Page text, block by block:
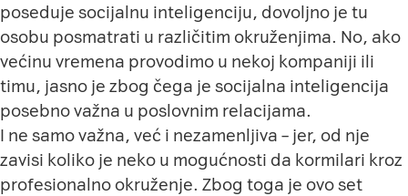
poseduje socijalnu inteligenciju, dovoljno je tu
osobu posmatrati u različitim okruženjima. No, ako
većinu vremena provodimo u nekoj kompaniji ili
timu, jasno je zbog čega je socijalna inteligencija
posebno važna u poslovnim relacijama.
I ne samo važna, već i nezamenljiva – jer, od nje
zavisi koliko je neko u mogućnosti da kormilari kroz
profesionalno okruženje. Zbog toga je ovo set